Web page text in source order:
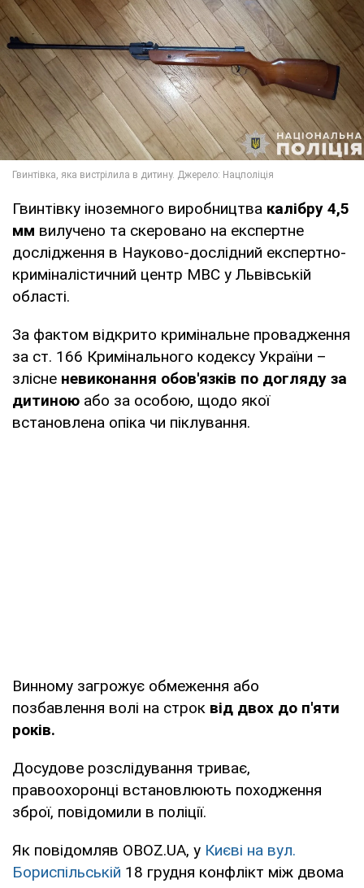
Гвинтівку іноземного виробництва калібру 4,5
мм вилучено та скеровано на експертне
дослідження в Науково-дослідний експертно-
криміналістичний центр МВС у Львівській
області.
За фактом відкрито кримінальне провадження
за ст. 166 Кримінального кодексу України –
злісне невиконання обов'язків по догляду за
дитиною або за особою, щодо якої
встановлена опіка чи піклування.
Винному загрожує обмеження або
позбавлення волі на строк від двох до п'яти
років.
Досудове розслідування триває,
правоохоронці встановлюють походження
зброї, повідомили в поліції.
Як повідомляв OBOZ.UA, у Києві на вул.
Бориспільській 18 грудня конфлікт між двома